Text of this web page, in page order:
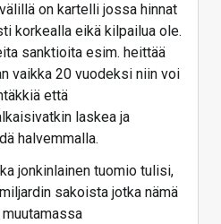
on kartelli jossa hinnat
korkealla eikä kilpailua ole.
sanktioita esim. heittää
vaikka 20 vuodeksi niin voi
että
laskea ja
halvemmalla.
jonkinlainen tuomio tulisi,
sakoista jotka nämä